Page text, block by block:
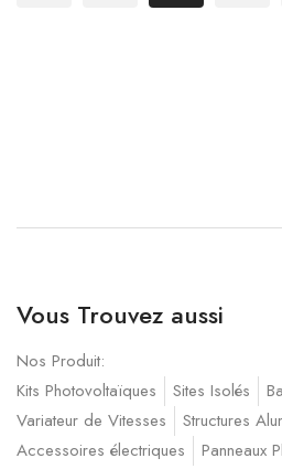
Vous Trouvez aussi
Nos Produit:
Kits Photovoltaïques
Sites Isolés
Variateur de Vitesses
Structures
Accessoires électriques
Panneaux